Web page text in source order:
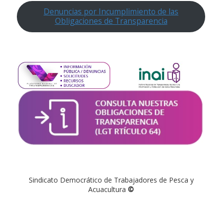
Denuncias por Incumplimiento de las
Obligaciones de Transparencia
Sindicato Democrático de Trabajadores de Pesca y
Acuacultura ©